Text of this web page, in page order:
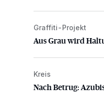
Aus Grau wird
Graffiti-Projekt
Aus Grau wird
Nach Betrug:
Kreis
Nach Betrug: